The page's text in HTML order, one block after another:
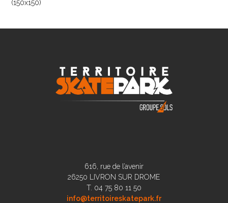
(150x150)
616, rue de l’avenir
26250 LIVRON SUR DROME
T. 04 75 80 11 50
info@territoireskatepark.fr